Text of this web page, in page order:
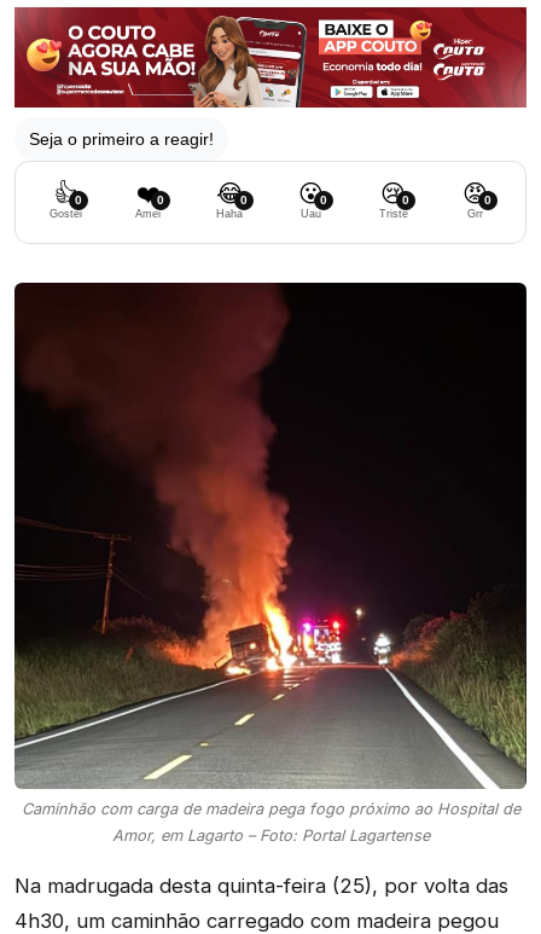
Seja o primeiro a reagir!
👍0
Gostei
❤️0
Amei
😂0
Haha
😮0
Uau
😢0
Triste
😡0
Grr
Caminhão com carga de madeira pega fogo próximo ao Hospital de
Amor, em Lagarto – Foto: Portal Lagartense
Na madrugada desta quinta-feira (25), por volta das
4h30, um caminhão carregado com madeira pegou